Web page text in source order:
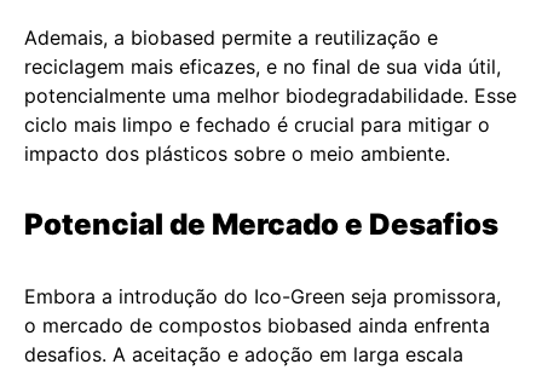
Ademais, a biobased permite a reutilização e
reciclagem mais eficazes, e no final de sua vida útil,
potencialmente uma melhor biodegradabilidade. Esse
ciclo mais limpo e fechado é crucial para mitigar o
impacto dos plásticos sobre o meio ambiente.
Potencial de Mercado e Desafios
Embora a introdução do Ico-Green seja promissora,
o mercado de compostos biobased ainda enfrenta
desafios. A aceitação e adoção em larga escala